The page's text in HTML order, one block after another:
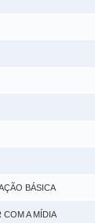
BÁSICA
COM A MÍDIA